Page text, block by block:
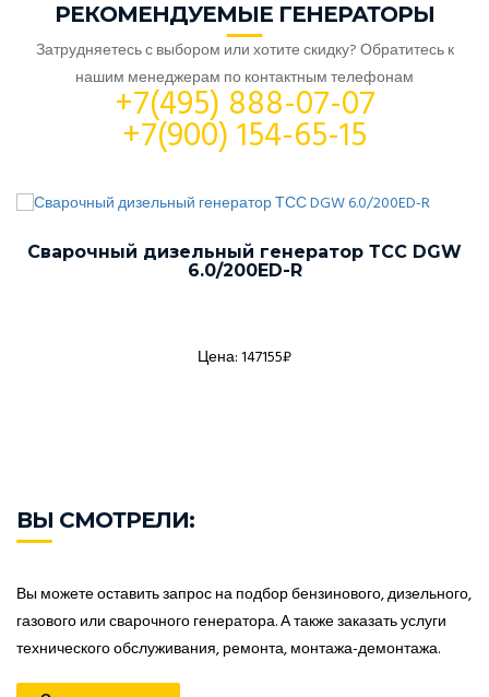
РЕКОМЕНДУЕМЫЕ ГЕНЕРАТОРЫ
Затрудняетесь с выбором или хотите скидку? Обратитесь к
нашим менеджерам по контактным телефонам
+7(495) 888-07-07
+7(900) 154-65-15
Сварочный дизельный генератор ТСС DGW
6.0/200ED-R
Цена: 147155₽
ВЫ СМОТРЕЛИ:
Вы можете оставить запрос на подбор бензинового, дизельного,
газового или сварочного генератора. А также заказать услуги
технического обслуживания, ремонта, монтажа-демонтажа.